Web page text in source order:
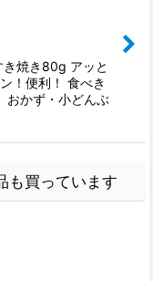
焼き80g アッと
！便利！ 食べき
おかず・小どんぶ
も買っています